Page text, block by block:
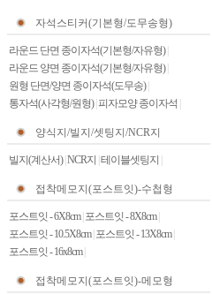
자석스티커(기본형/도무송형)
라운드 단면 종이자석(기본형/자유형)|
라운드 양면 종이자석(기본형/자유형)|
원형 단면/양면 종이자석(도무송)|
통자석(사각형/원형)| 피자모양 종이자석
양식지/빌지/셋팅지/NCR지
빌지(계산서)| NCR지 테이블셋팅지
접착메모지(포스트잇)-수첩형
포스트잇 - 6X8cm| 포스트잇 - 8X8cm|
포스트잇 - 10.5X8cm| 포스트잇 - 13X8cm|
포스트잇 - 16x8cm|
접착메모지(포스트잇)-메모형